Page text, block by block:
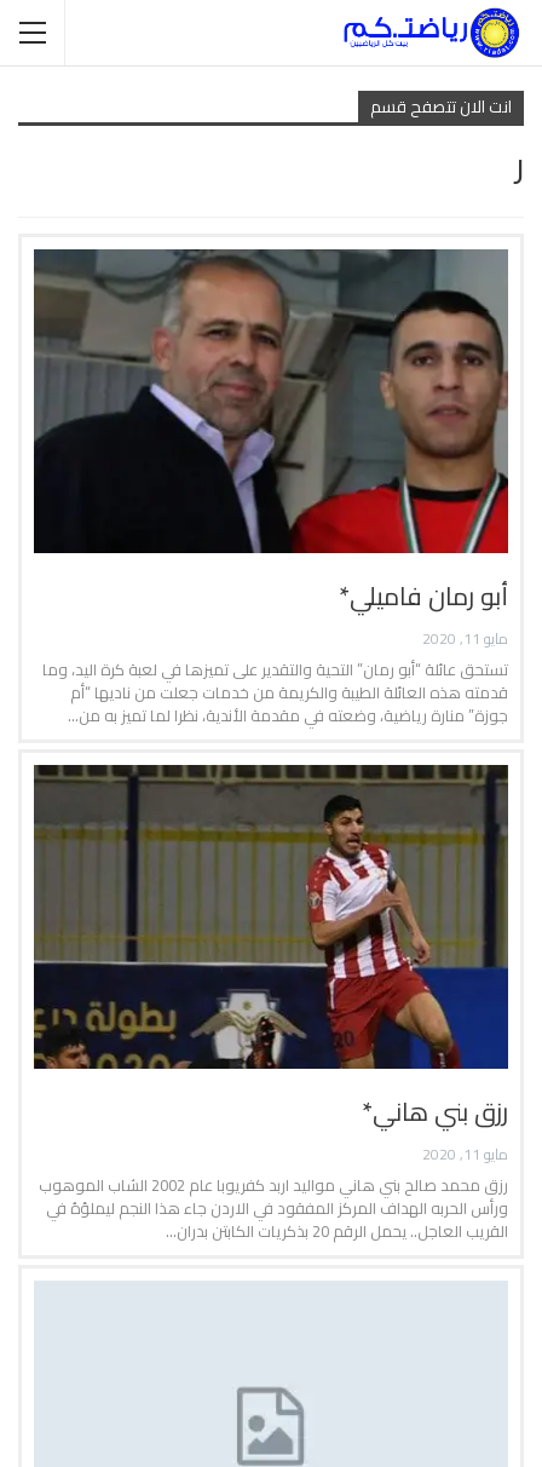
انت الان تتصفح قسم
ر
أبو رمان فاميلي*
مايو 11, 2020
تستحق عائلة “أبو رمان” التحية والتقدير على تميزها في لعبة كرة اليد، وما
قدمته هذه العائلة الطيبة والكريمة من خدمات جعلت من ناديها “أم
جوزة” منارة رياضية، وضعته في مقدمة الأندية، نظرا لما تميز به من…
رزق بني هاني*
مايو 11, 2020
رزق محمد صالح بني هاني مواليد اربد كفريوبا عام 2002 الشاب الموهوب
ورأس الحربه الهداف المركز المفقود في الاردن جاء هذا النجم ليملؤهُ في
القريب العاجل.. يحمل الرقم 20 بذكريات الكابتن بدران…